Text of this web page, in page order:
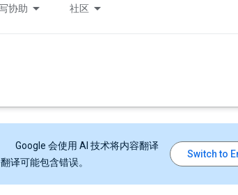
协助 社区
Google 会使用 AI 技术将内容翻译
译可能包含错误。